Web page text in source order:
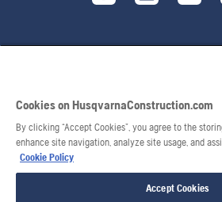
© 2026 Husqvarna AB. Tutti i
Cookies on HusqvarnaConstruction.com
By clicking “Accept Cookies”, you agree to the
enhance site navigation, analyze site usage, and
Cookie Policy
Accept Cookies